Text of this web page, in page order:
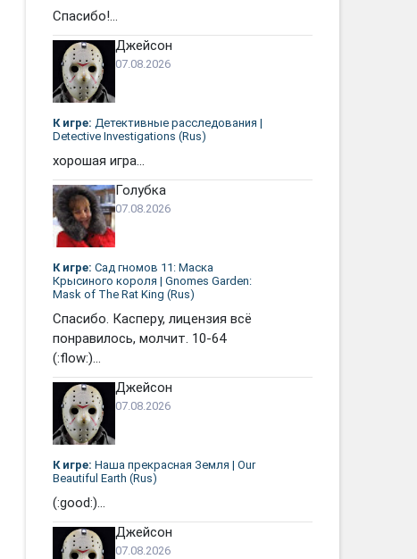
Спасибо!...
Джейсон
07.08.2026
К игре: Детективные расследования |
Detective Investigations (Rus)
хорошая игра...
Голубка
07.08.2026
К игре: Сад гномов 11: Маска
Крысиного короля | Gnomes Garden:
Mask of The Rat King (Rus)
Спасибо. Касперу, лицензия всё
понравилось, молчит. 10-64
(:flow:)...
Джейсон
07.08.2026
К игре: Наша прекрасная Земля | Our
Beautiful Earth (Rus)
(:good:)...
Джейсон
07.08.2026